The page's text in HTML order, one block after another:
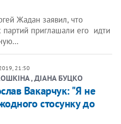
Жадан заявил, что
партий приглашали его идти
21:50
, ДІАНА БУЦКО
Вакарчук: "Я не
стосунку до